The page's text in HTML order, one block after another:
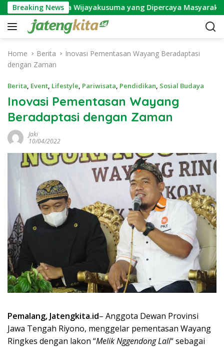
k
Breaking News
Mitos Bunga Wijayakusuma yang Dipercaya Masyarakat
Home Berita
Inovasi Pementasan Wayang Beradaptasi
dengan Zaman
Berita, Event, Lifestyle, Pariwisata, Pendidikan, Sosial Budaya
Inovasi Pementasan Wayang
Beradaptasi dengan Zaman
Jaki
10/04/2022
Pemalang, Jatengkita.id– Anggota Dewan Provinsi
Jawa Tengah Riyono, menggelar pementasan Wayang
Ringkes dengan lakon “Melik Nggendong Lali“ sebagai